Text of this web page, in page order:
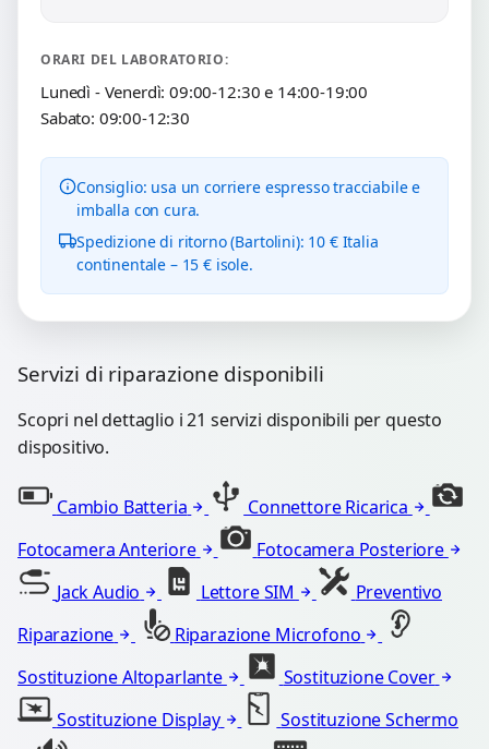
ORARI DEL LABORATORIO:
Lunedì - Venerdì: 09:00-12:30 e 14:00-19:00
Sabato: 09:00-12:30
Consiglio: usa un corriere espresso tracciabile e
imballa con cura.
Spedizione di ritorno (Bartolini): 10 € Italia
continentale – 15 € isole.
Servizi di riparazione disponibili
Scopri nel dettaglio i 21 servizi disponibili per questo
dispositivo.
Cambio Batteria
Connettore Ricarica
Fotocamera Anteriore
Fotocamera Posteriore
Jack Audio
Lettore SIM
Preventivo
Riparazione
Riparazione Microfono
Sostituzione Altoparlante
Sostituzione Cover
Sostituzione Display
Sostituzione Schermo